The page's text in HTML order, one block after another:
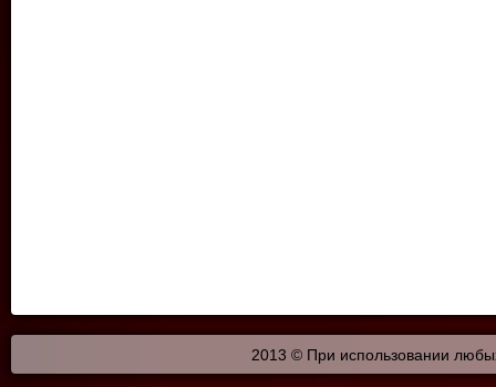
2013 © При использовании